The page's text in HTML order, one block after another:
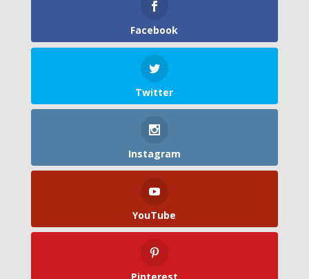
Facebook
Twitter
Instagram
YouTube